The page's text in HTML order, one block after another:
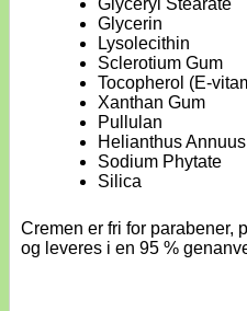
Glyceryl Stearate
Glycerin
Lysolecithin
Sclerotium Gum
Tocopherol (E-
Xanthan Gum
Pullulan
Helianthus
Sodium Phytate
Silica
Cremen er fri for parabener,
og leveres i en 95 %